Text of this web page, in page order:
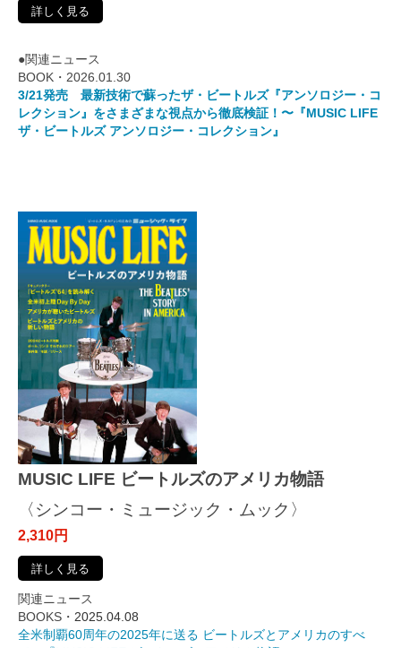
詳しく見る
●関連ニュース
BOOK・2026.01.30
3/21発売 最新技術で蘇ったザ・ビートルズ『アンソロジー・コ
レクション』をさまざまな視点から徹底検証！〜『MUSIC LIFE
ザ・ビートルズ アンソロジー・コレクション』
MUSIC LIFE ビートルズのアメリカ物語
〈シンコー・ミュージック・ムック〉
2,310円
詳しく見る
関連ニュース
BOOKS・ 2025.04.08
全米制覇60周年の2025年に送る ビートルズとアメリカのすべ